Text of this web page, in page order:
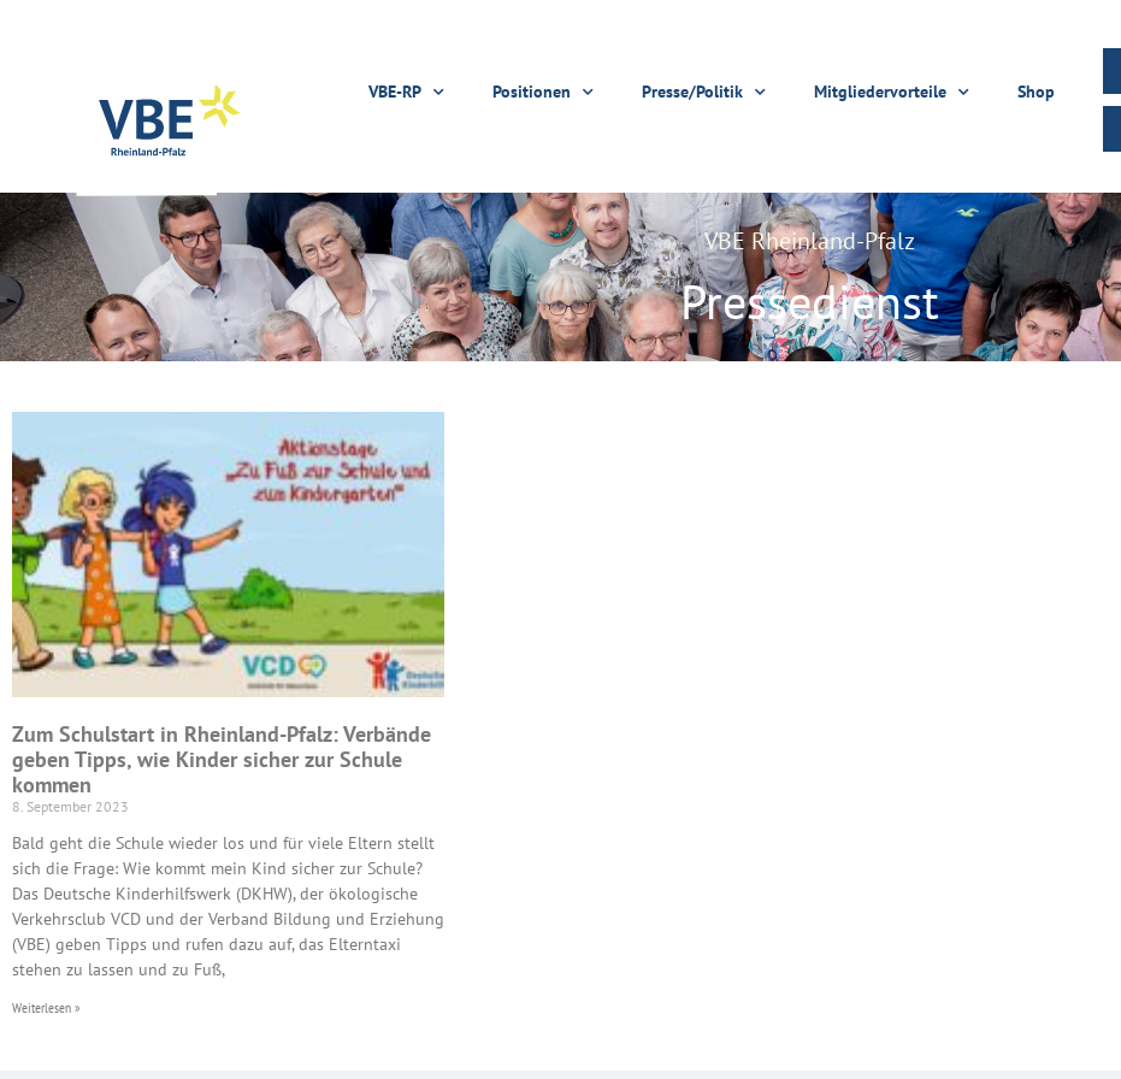
VBE-RP Positionen Presse/Politik Mitgliedervorteile Shop
VBE Rheinland-Pfalz
Pressedienst
Zum Schulstart in Rheinland-Pfalz: Verbände
geben Tipps, wie Kinder sicher zur Schule
kommen
8. September 2023
Bald geht die Schule wieder los und für viele Eltern stellt
sich die Frage: Wie kommt mein Kind sicher zur Schule?
Das Deutsche Kinderhilfswerk (DKHW), der ökologische
Verkehrsclub VCD und der Verband Bildung und Erziehung
(VBE) geben Tipps und rufen dazu auf, das Elterntaxi
stehen zu lassen und zu Fuß,
Weiterlesen »